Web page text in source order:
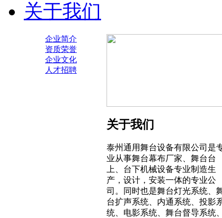
关于我们
企业简介
资质荣誉
企业文化
人才招聘
关于我们
泰州通用舞台设备有限公司是
业从事舞台幕布厂家、舞台台
上、台下机械设备专业制造生
产，设计，安装一体的专业公
司。同时也是舞台灯光系统、
台扩声系统、内通系统、投影
统、电影系统、舞台督导系统